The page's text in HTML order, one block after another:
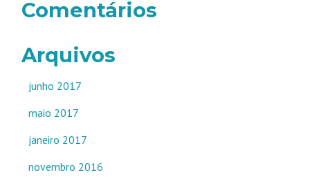
Comentários
Arquivos
junho 2017
maio 2017
janeiro 2017
novembro 2016